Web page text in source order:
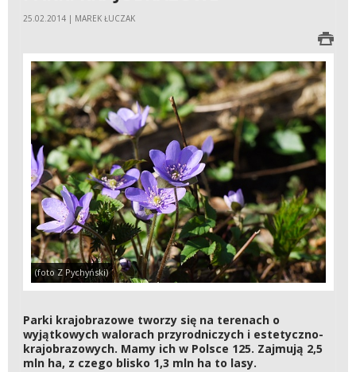
25.02.2014 | MAREK ŁUCZAK
(foto Z Pychyński)
Parki krajobrazowe tworzy się na terenach o
wyjątkowych walorach przyrodniczych i estetyczno-
krajobrazowych. Mamy ich w Polsce 125. Zajmują 2,5
mln ha, z czego blisko 1,3 mln ha to lasy.